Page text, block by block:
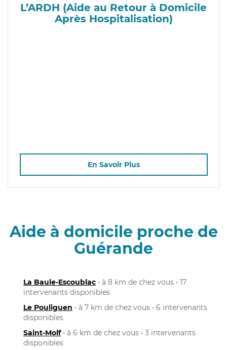
L’ARDH (Aide au Retour à Domicile
Après Hospitalisation)
En Savoir Plus
Aide à domicile proche de
Guérande
La Baule-Escoublac • à 8 km de chez vous • 17
intervenants disponibles
Le Pouliguen • à 7 km de chez vous • 6 intervenants
disponibles
Saint-Molf• à 6 km de chez vous • 3 intervenants
disponibles